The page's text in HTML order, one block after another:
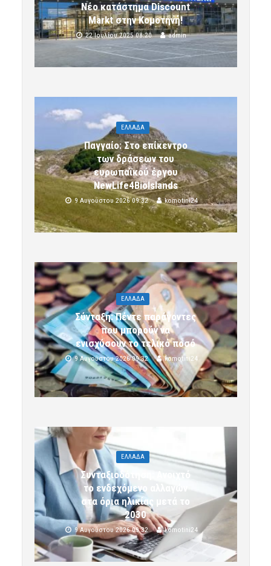
Νέο κατάστημα Discount
Markt στην Κομοτηνή!
22 Ιουλίου 2025 08:20 admin
ΕΛΛΑΔΑ
Παγγαίο: Στο επίκεντρο
των δράσεων του
ευρωπαϊκού έργου
NewLife4BioIslands
9 Αυγούστου 2026 09:32 komotini24
ΕΛΛΑΔΑ
Σύνταξη: Πέντε παράγοντες
που μπορούν να
ενισχύσουν το τελικό ποσό
9 Αυγούστου 2026 09:32 komotini24
ΕΛΛΑΔΑ
Συνταξιοδότηση: Ανοιχτό
το ενδεχόμενο αλλαγών
στα όρια ηλικίας μετά το
2030
9 Αυγούστου 2026 09:32 komotini24